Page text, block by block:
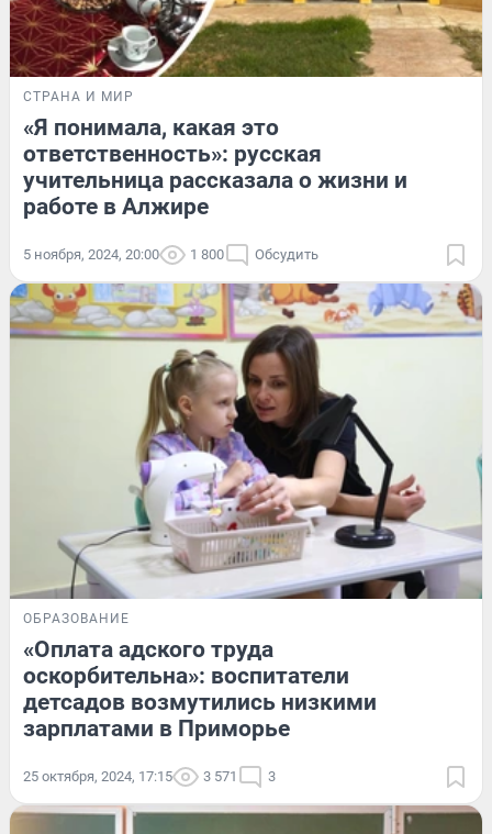
СТРАНА И МИР
«Я понимала, какая это
ответственность»: русская
учительница рассказала о жизни и
работе в Алжире
5 ноября, 2024, 20:00 1 800 Обсудить
ОБРАЗОВАНИЕ
«Оплата адского труда
оскорбительна»: воспитатели
детсадов возмутились низкими
зарплатами в Приморье
25 октября, 2024, 17:15 3 571 3